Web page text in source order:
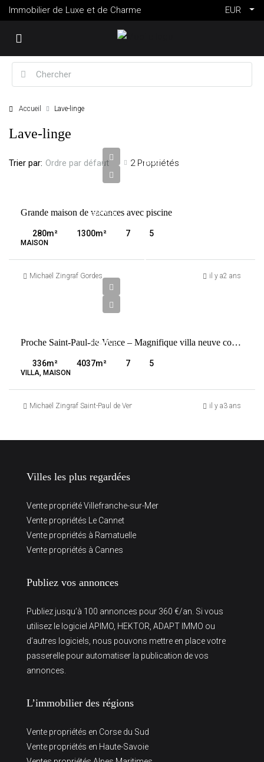
Immobilier de Luxe et de Charme EUR
Accueil Lave-linge
Lave-linge
2 Propriétés
Trier par: Ordre par défaut
FRANCE
000
Grande maison de vacances avec piscine
280m² 1300m² 7 5
MAISON
Michaël Zingraf Gordes il y a2 ans
FRANCE
6
Proche Saint-Paul-de-Vence – Magnifique villa neuve contemporaine vue mer
336m² 4037m² 7 5
VILLA, MAISON
Michaël Zingraf Saint-Paul de Vence il y a3 ans
Villes les plus regardées
Vente propriété Villefranche-sur-Mer
Vente propriétés Le Cannet
Vente propriétés à Ramatuelle
Vente propriétés à Cannes
Publiez vos annonces
Publiez jusqu’à 100 annonces pour 360 €/an. Si vous
utilisez le logiciel APIMO, HEKTOR, ADAPT IMMO ou
d’autres logiciels, nous pouvons mettre en place votre
passerelle pour automatiser la publication de vos
annonces.
L’immobilier des régions
Vente propriétés en Corse du Sud
Vente propriétés en Haute-Savoie